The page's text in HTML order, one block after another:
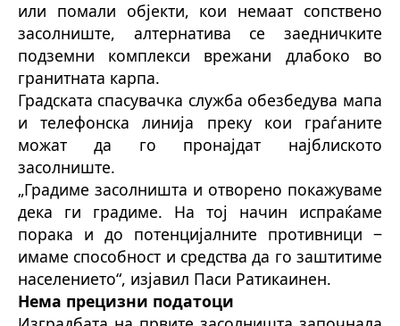
или помали објекти, кои немаат сопствено
засолниште, алтернатива се заедничките
подземни комплекси врежани длабоко во
гранитната карпа.
Градската спасувачка служба обезбедува мапа
и телефонска линија преку кои граѓаните
можат да го пронајдат најблиското
засолниште.
„Градиме засолништа и отворено покажуваме
дека ги градиме. На тој начин испраќаме
порака и до потенцијалните противници ‒
имаме способност и средства да го заштитиме
населението“, изјавил Паси Ратикаинен.
Нема прецизни податоци